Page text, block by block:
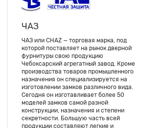
ЧАЗ
ЧАЗ или CHAZ — торговая марка, под
которой поставляет на рынок дверной
фурнитуры свою продукцию
Чебоксарский агрегатный завод. Кроме
производства товаров промышленного
назначения он специализируется на
изготовлении замков различного вида.
Сегодня он изготавливает более 50
моделей замков самой разной
конструкции, назначения и степени
секретности. Большую часть всей
продукции составляют легкие и